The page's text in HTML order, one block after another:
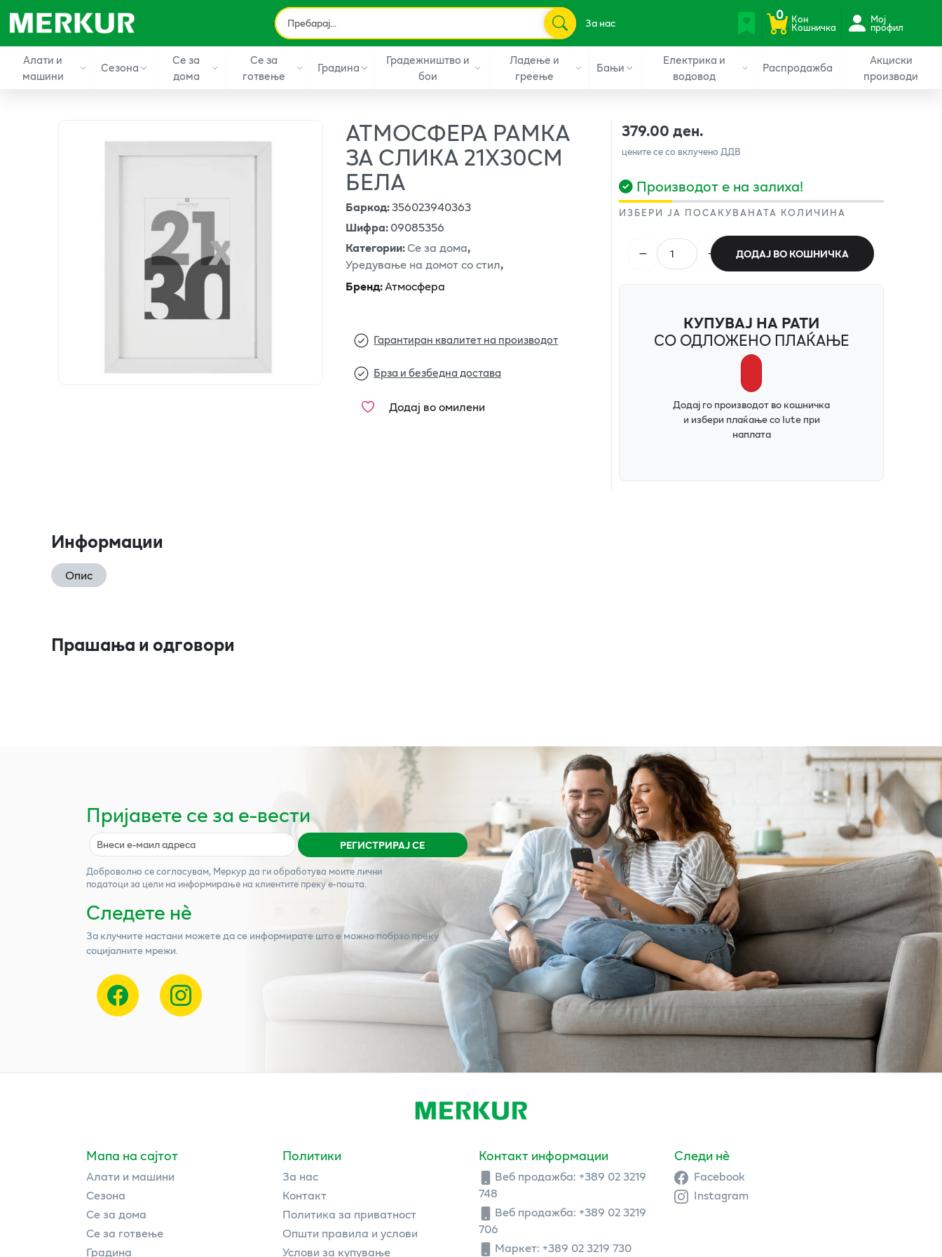
За нас 0 Кон
Кошничка
Мој
профил
Алати и
машини
Сезона
Се за
дома
Се за
готвење
Градина
Градежништво и
бои
Ладење и
греење
Бањи
Електрика и
водовод
Распродажба
Акциски
производи
АТМОСФЕРА РАМКА
ЗА СЛИКА 21Х30СМ
БЕЛА
Баркод:356023940363
Шифра:09085356
Категории:Се за дома,
Уредување на домот со стил,
Бренд:Атмосфера
Гарантиран квалитет на производот
Брза и безбедна достава
Додај во омилени
379.00 ден.
цените се со вклучено ДДВ
Производот е на залиха!
ИЗБЕРИ ЈА ПОСАКУВАНАТА КОЛИЧИНА
ДОДАЈ ВО КОШНИЧКА
КУПУВАЈ НА РАТИ
СО ОДЛОЖЕНО ПЛАЌАЊЕ
Додај го производот во кошничка
и избери плаќање со Iute при
наплата
Информации
Опис
Прашања и одговори
Пријавете се за е-вести
РЕГИСТРИРАЈ СЕ
Доброволно се согласувам, Меркурда ги обработува моите лични
податоци за цели на информирање на клиентите преку е-пошта.
Следете нѐ
За клучните настани можете да се информирате што е можно побрзо преку
социјалните мрежи.
Мапа на сајтот
Алати и машини
Сезона
Се за дома
Се за готвење
Градина
Политики
За нас
Контакт
Политика за приватност
Општи правила и услови
Услови за купување
Контакт информации
Веб продажба: +389 02 3219
748
Веб продажба: +389 02 3219
706
Маркет: +389 02 3219 730
Следи нè
Facebook
Instagram